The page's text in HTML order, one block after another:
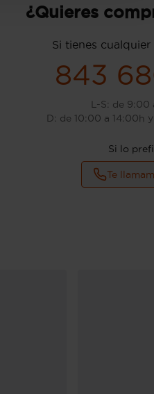
¿Quieres
Si tienes cualquier
843
L-S: de 9:00
D: de 10:00 a 14:00h
Si lo
Te